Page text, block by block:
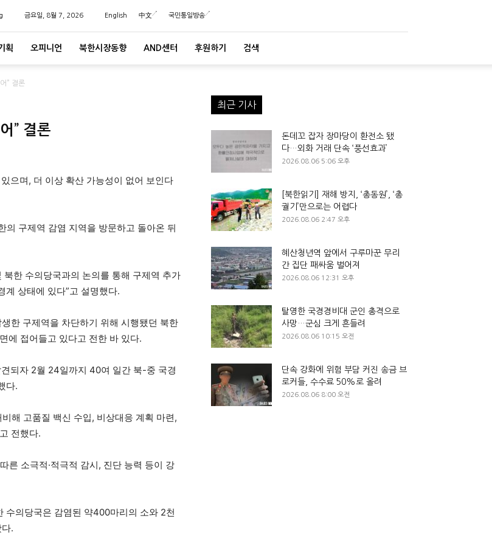
금요일, 8월 7, 2026 English 中文 국민통일방송
획 오피니언 북한시장동향 AND센터 후원하기 검색
” 결론
” 결론
으며, 더 이상 확산 가능성이 없어 보인다
의 구제역 감염 지역을 방문하고 돌아온 뒤
한 수의당국과의 논의를 통해 구제역 추가
계 상태에 있다”고 설명했다.
한 구제역을 차단하기 위해 시행됐던 북한
에 접어들고 있다고 전한 바 있다.
되자 2월 24일까지 40여 일간 북-중 국경
다.
해 고품질 백신 수입, 비상대응 계획 마련,
전했다.
른 소극적·적극적 감시, 진단 능력 등이 강
수의당국은 감염된 약400마리의 소와 2천
.
최근 기사
돈데꼬 잡자 장마당이 환전소 됐
다…외화 거래 단속 ‘풍선효과’
2026.08.06 5:06 오후
[북한읽기] 재해 방지, ‘총동원’, ‘총
궐기’만으로는 어렵다
2026.08.06 2:47 오후
혜산청년역 앞에서 구루마꾼 무리
간 집단 패싸움 벌어져
2026.08.06 12:31 오후
탈영한 국경경비대 군인 총격으로
사망…군심 크게 흔들려
2026.08.06 10:15 오전
단속 강화에 위험 부담 커진 송금 브
로커들, 수수료 50%로 올려
2026.08.06 8:00 오전